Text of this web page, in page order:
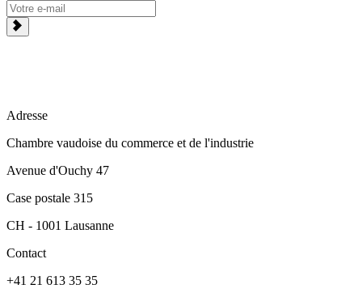
Adresse
Chambre vaudoise du commerce et de l'industrie
Avenue d'Ouchy 47
Case postale 315
CH - 1001 Lausanne
Contact
+41 21 613 35 35